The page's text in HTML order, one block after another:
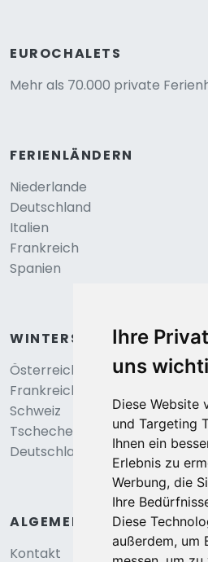
Ihre
uns
Diese Website
und Targeting
Ihnen ein
Erlebnis zu
Werbung, die
Ihre
Diese
außerdem, um
EUROCHALETS
Mehr als 70.000 private
FERIENLÄNDERN
Niederlande
Deutschland
Italien
Frankreich
Spanien
WINTERSPORT
Österreich
Frankreich
Schweiz
Tschechei
Deutschland
ALGEMEIN
Kontakt